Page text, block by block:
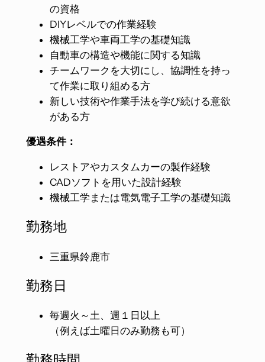
の資格
DIYレベルでの作業経験
機械工学や車両工学の基礎知識
自動車の構造や機能に関する知識
チームワークを大切にし、協調性を持っ
て作業に取り組める方
新しい技術や作業手法を学び続ける意欲
がある方
優遇条件：
レストアやカスタムカーの製作経験​
CADソフトを用いた設計経験​
機械工学または電気電子工学の基礎知識​
勤務地
三重県鈴鹿市​
勤務日
毎週火～土、週１日以上
（例えば土曜日のみ勤務も可）